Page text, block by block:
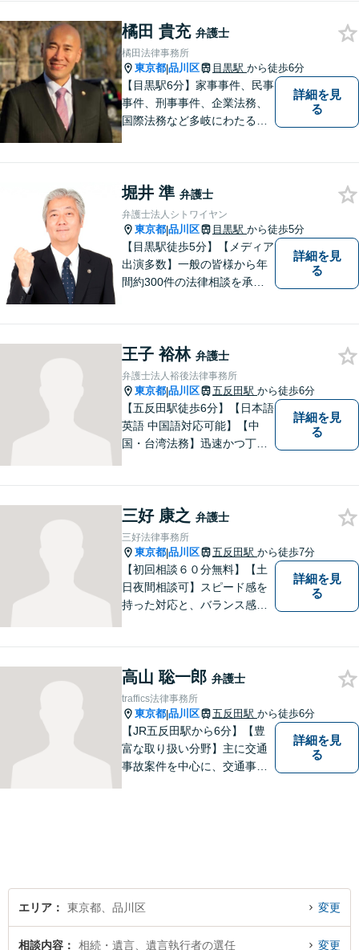
橘田 貴充 弁護士
橘田法律事務所
東京都|品川区 目黒駅 から徒歩6分
【目黒駅6分】家事事件、民事
事件、刑事事件、企業法務、
国際法務など多岐にわたる法
す。ぜひお気軽にご相談くだ
さい！【当日相談可】
詳細を見
る
堀井 準 弁護士
弁護士法人シトワイヤン
東京都|品川区 目黒駅 から徒歩5分
【目黒駅徒歩5分】【メディア
出演多数】一般の皆様から年
間約300件の法律相談を承
率いるチームが、迅速かつ的
確に対応いたします。
詳細を見
る
王子 裕林 弁護士
弁護士法人裕後法律事務所
東京都|品川区 五反田駅 から徒歩6分
【五反田駅徒歩6分】【日本語
英語 中国語対応可能】【中
国・台湾法務】迅速かつ丁寧
詳細を見
る
三好 康之 弁護士
三好法律事務所
東京都|品川区 五反田駅 から徒歩7分
【初回相談６０分無料】【土
日夜間相談可】スピード感を
持った対応と、バランス感覚
など何でもお気軽にご質問く
ださい。ご希望に沿った解決
に向け全力を尽くします。
詳細を見
る
高山 聡一郎 弁護士
traffics法律事務所
東京都|品川区 五反田駅 から徒歩6分
【JR五反田駅から6分】【豊
富な取り扱い分野】主に交通
事故案件を中心に、交通事故
詳細を見
る
エリア 東京都、品川区 変更
相談内容 相続・遺言、遺言執行者の選任 変更